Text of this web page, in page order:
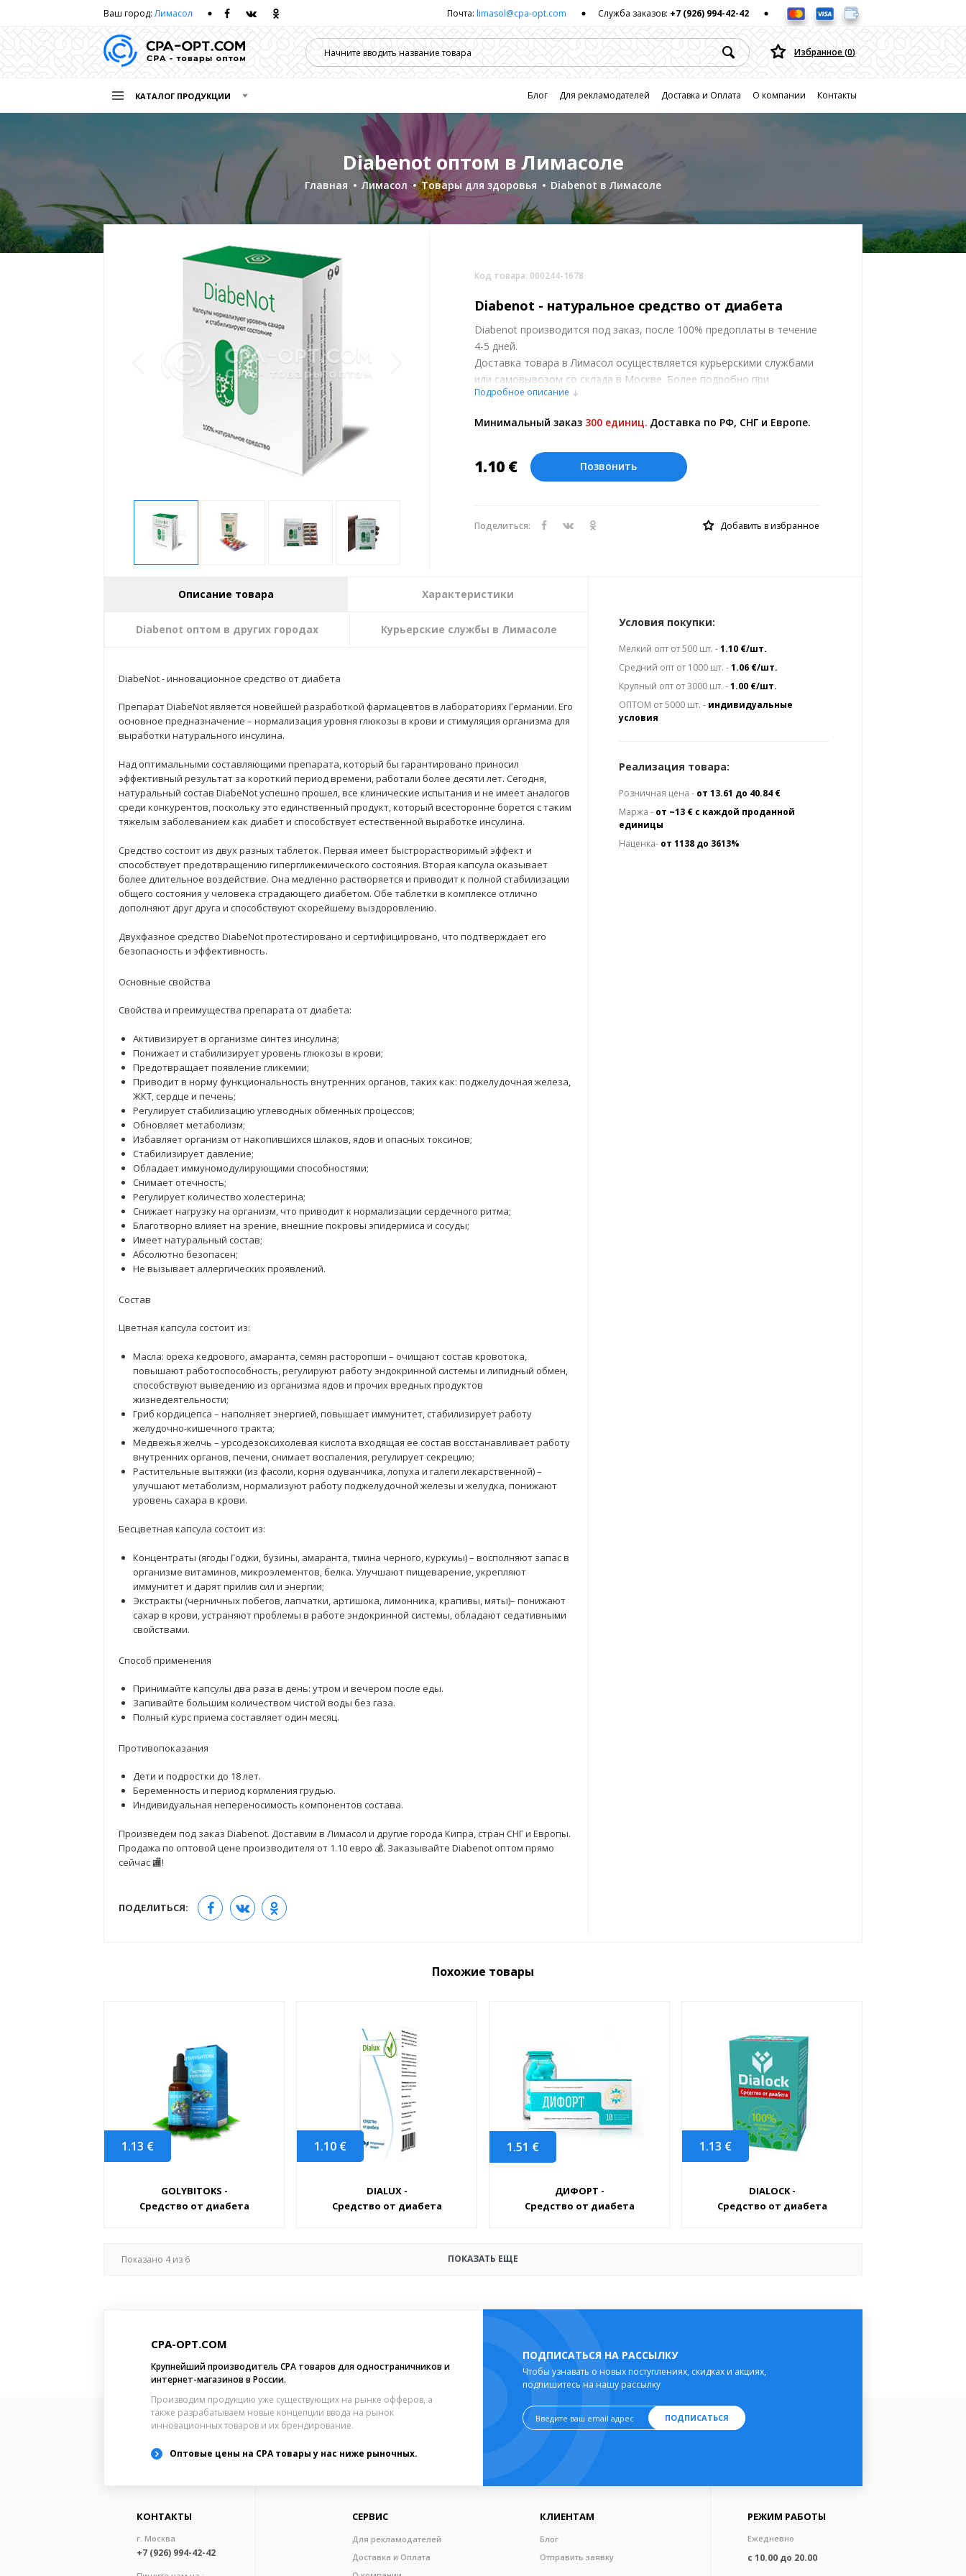
Ваш город:Лимасол Почта: limasol@cpa-opt.com Служба заказов: +7 (926) 994-42-42
Избранное (0)
КАТАЛОГ ПРОДУКЦИИ Блог Для рекламодателей Доставка и Оплата О компании Контакты
Главная Лимасол Товары для здоровья Diabenot в Лимасоле
Diabenot оптом в Лимасоле
Код товара: 000244-1678
Diabenot - натуральное средство от диабета
Diabenot производится под заказ, после 100% предоплаты в течение
4-5 дней.
Доставка товара в Лимасол осуществляется курьерскими службами
или самовывозом со склада в Москве. Более подробно при
обсуждении заказа с менеджером.
курсу ЦБ РФ на 08.08.2026. Текущий курс 10 руб.= 0.137508 €
Подробное описание
Минимальный заказ 300 единиц. Доставка по РФ, СНГ и Европе.
1.10 € Позвонить
Поделиться: Добавить в избранное
Описание товара Характеристики
Diabenot оптом в других городах Курьерские службы в Лимасоле
DiabeNot - инновационное средство от диабета
Препарат DiabeNot является новейшей разработкой фармацевтов в лабораториях Германии. Его
основное предназначение – нормализация уровня глюкозы в крови и стимуляция организма для
выработки натурального инсулина.
Над оптимальными составляющими препарата, который бы гарантировано приносил
эффективный результат за короткий период времени, работали более десяти лет. Сегодня,
натуральный состав DiabeNot успешно прошел, все клинические испытания и не имеет аналогов
среди конкурентов, поскольку это единственный продукт, который всесторонне борется с таким
тяжелым заболеванием как диабет и способствует естественной выработке инсулина.
Средство состоит из двух разных таблеток. Первая имеет быстрорастворимый эффект и
способствует предотвращению гипергликемического состояния. Вторая капсула оказывает
более длительное воздействие. Она медленно растворяется и приводит к полной стабилизации
общего состояния у человека страдающего диабетом. Обе таблетки в комплексе отлично
дополняют друг друга и способствуют скорейшему выздоровлению.
Двухфазное средство DiabeNot протестировано и сертифицировано, что подтверждает его
безопасность и эффективность.
Основные свойства
Свойства и преимущества препарата от диабета:
Активизирует в организме синтез инсулина;
Понижает и стабилизирует уровень глюкозы в крови;
Предотвращает появление гликемии;
Приводит в норму функциональность внутренних органов, таких как: поджелудочная железа,
ЖКТ, сердце и печень;
Регулирует стабилизацию углеводных обменных процессов;
Обновляет метаболизм;
Избавляет организм от накопившихся шлаков, ядов и опасных токсинов;
Стабилизирует давление;
Обладает иммуномодулирующими способностями;
Снимает отечность;
Регулирует количество холестерина;
Снижает нагрузку на организм, что приводит к нормализации сердечного ритма;
Благотворно влияет на зрение, внешние покровы эпидермиса и сосуды;
Имеет натуральный состав;
Абсолютно безопасен;
Не вызывает аллергических проявлений.
Состав
Цветная капсула состоит из:
Масла: ореха кедрового, амаранта, семян расторопши – очищают состав кровотока,
повышают работоспособность, регулируют работу эндокринной системы и липидный обмен,
способствуют выведению из организма ядов и прочих вредных продуктов
жизнедеятельности;
Гриб кордицепса – наполняет энергией, повышает иммунитет, стабилизирует работу
желудочно-кишечного тракта;
Медвежья желчь – урсодезоксихолевая кислота входящая ее состав восстанавливает работу
внутренних органов, печени, снимает воспаления, регулирует секрецию;
Растительные вытяжки (из фасоли, корня одуванчика, лопуха и галеги лекарственной) –
улучшают метаболизм, нормализуют работу поджелудочной железы и желудка, понижают
уровень сахара в крови.
Бесцветная капсула состоит из:
Концентраты (ягоды Годжи, бузины, амаранта, тмина черного, куркумы) – восполняют запас в
организме витаминов, микроэлементов, белка. Улучшают пищеварение, укрепляют
иммунитет и дарят прилив сил и энергии;
Экстракты (черничных побегов, лапчатки, артишока, лимонника, крапивы, мяты)– понижают
сахар в крови, устраняют проблемы в работе эндокринной системы, обладают седативными
свойствами.
Способ применения
Принимайте капсулы два раза в день: утром и вечером после еды.
Запивайте большим количеством чистой воды без газа.
Полный курс приема составляет один месяц.
Противопоказания
Дети и подростки до 18 лет.
Беременность и период кормления грудью.
Индивидуальная непереносимость компонентов состава.
Произведем под заказ Diabenot. Доставим в Лимасол и другие города Кипра, стран СНГ и Европы.
Продажа по оптовой цене производителя от 1.10 евро 💰. Заказывайте Diabenot оптом прямо
сейчас 🏬!
ПОДЕЛИТЬСЯ:
Условия покупки:
Мелкий опт от 500 шт. -1.10 €/шт.
Средний опт от 1000 шт. -1.06 €/шт.
Крупный опт от 3000 шт. -1.00 €/шт.
ОПТОМ от 5000 шт. - индивидуальные
условия
Реализация товара:
Розничная цена - от 13.61 до 40.84 €
Маржа - от ~13 € с каждой проданной
единицы
Наценка- от 1138 до 3613%
Похожие товары
1.13 €
GOLYBITOKS -
Средство от диабета
1.10 €
DIALUX -
Средство от диабета
1.51 €
ДИФОРТ -
Средство от диабета
1.13 €
DIALOCK -
Средство от диабета
Показано 4из 6 ПОКАЗАТЬ ЕЩЕ
CPA-OPT.COM
Крупнейший производитель CPA товаров для одностраничников и
интернет-магазинов в России.
Производим продукцию уже существующих на рынке офферов, а
также разрабатываем новые концепции ввода на рынок
инновационных товаров и их брендирование.
Оптовые цены на CPA товары у нас ниже рыночных.
ПОДПИСАТЬСЯ НА РАССЫЛКУ
Чтобы узнавать о новых поступлениях, скидках и акциях,
подпишитесь на нашу рассылку
ПОДПИСАТЬСЯ
СЕРВИС
Для рекламодателей
Доставка и Оплата
КЛИЕНТАМ
Блог
Отправить заявку
КОНТАКТЫ
г. Москва
+7 (926) 994-42-42
РЕЖИМ РАБОТЫ
Ежедневно
с 10.00 до 20.00